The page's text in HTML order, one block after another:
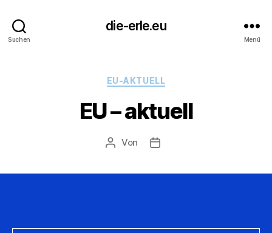
Suchen
die-erle.eu
Menü
Kategorien
EU-AKTUELL
EU – aktuell
Beitragsautor
Von Beitragsdatum